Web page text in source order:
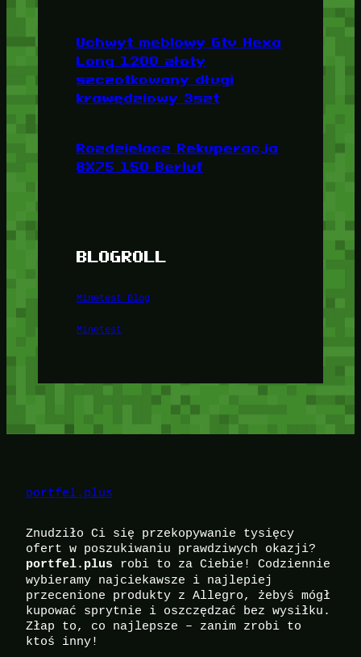
Uchwyt meblowy Gtv Hexa
Long 1200 złoty
szczotkowany długi
krawędziowy 3szt
Rozdzielacz Rekuperacja
8X75 150 Berluf
BLOGROLL
Minetest Blog
Minetest
portfel.plus
Znudziło Ci się przekopywanie tysięcy
ofert w poszukiwaniu prawdziwych okazji?
portfel.plus robi to za Ciebie! Codziennie
wybieramy najciekawsze i najlepiej
przecenione produkty z Allegro, żebyś mógł
kupować sprytnie i oszczędzać bez wysiłku.
Złap to, co najlepsze – zanim zrobi to
ktoś inny!